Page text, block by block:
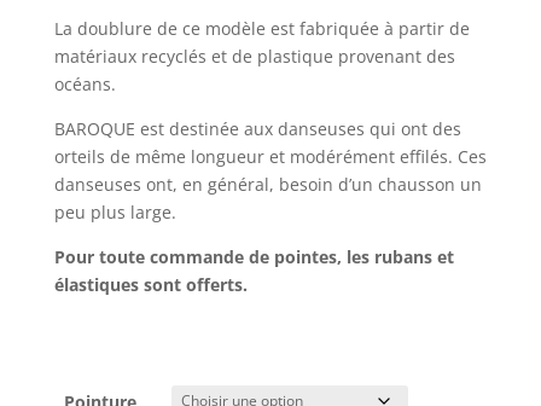
La doublure de ce modèle est fabriquée à partir de
matériaux recyclés et de plastique provenant des
océans.
BAROQUE est destinée aux danseuses qui ont des
orteils de même longueur et modérément effilés. Ces
danseuses ont, en général, besoin d’un chausson un
peu plus large.
Pour toute commande de pointes, les rubans et
élastiques sont offerts.